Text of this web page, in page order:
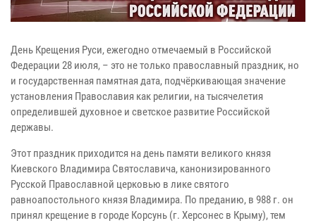
День Крещения Руси, ежегодно отмечаемый в Российской
Федерации 28 июля, – это не только православный праздник, но
и государственная памятная дата, подчёркивающая значение
установления Православия как религии, на тысячелетия
определившей духовное и светское развитие Российской
державы.
Этот праздник приходится на день памяти великого князя
Киевского Владимира Святославича, канонизированного
Русской Православной церковью в лике святого
равноапостольного князя Владимира. По преданию, в 988 г. он
принял крещение в городе Корсунь (г. Херсонес в Крыму), тем